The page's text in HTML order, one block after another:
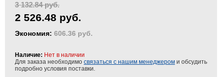
3 132.84 руб.
2 526.48 руб.
Экономия: 606.36 руб.
Наличие: Нет в наличии
Для заказа необходимо связаться с нашим менеджером и обсудить
подробно условия поставки.